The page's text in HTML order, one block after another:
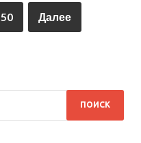
50 Далее